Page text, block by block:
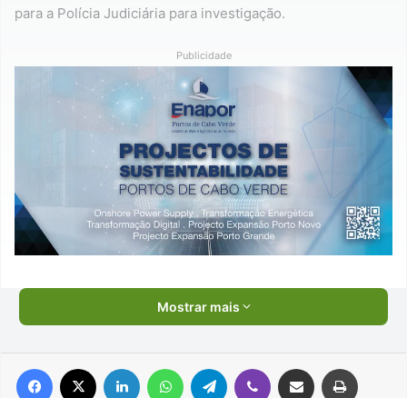
para a Polícia Judiciária para investigação.
Publicidade
Mostrar mais
Facebook Linkedin WhatsAppTelegram Viber Compartilhar via e-mail